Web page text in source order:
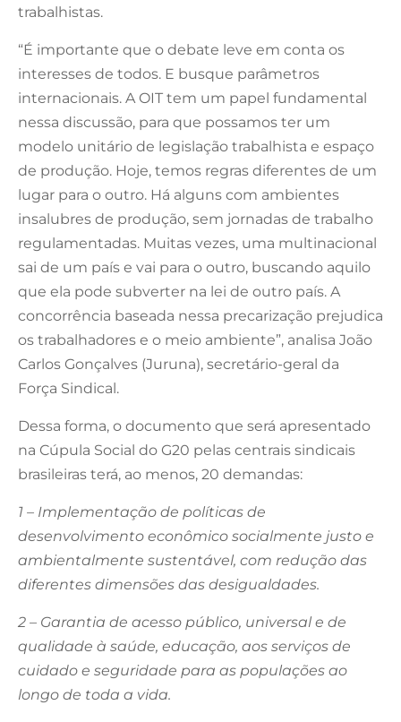
trabalhistas.
“É importante que o debate leve em conta os
interesses de todos. E busque parâmetros
internacionais. A OIT tem um papel fundamental
nessa discussão, para que possamos ter um
modelo unitário de legislação trabalhista e espaço
de produção. Hoje, temos regras diferentes de um
lugar para o outro. Há alguns com ambientes
insalubres de produção, sem jornadas de trabalho
regulamentadas. Muitas vezes, uma multinacional
sai de um país e vai para o outro, buscando aquilo
que ela pode subverter na lei de outro país. A
concorrência baseada nessa precarização prejudica
os trabalhadores e o meio ambiente”, analisa João
Carlos Gonçalves (Juruna), secretário-geral da
Força Sindical.
Dessa forma, o documento que será apresentado
na Cúpula Social do G20 pelas centrais sindicais
brasileiras terá, ao menos, 20 demandas:
1 – Implementação de políticas de
desenvolvimento econômico socialmente justo e
ambientalmente sustentável, com redução das
diferentes dimensões das desigualdades.
2 – Garantia de acesso público, universal e de
qualidade à saúde, educação, aos serviços de
cuidado e seguridade para as populações ao
longo de toda a vida.